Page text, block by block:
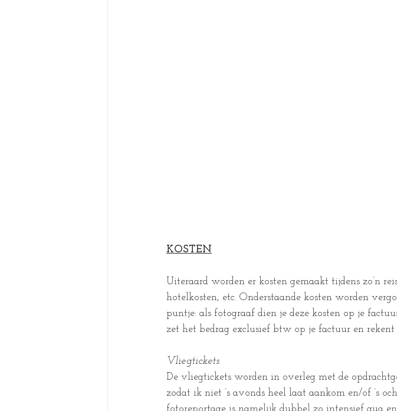
KOSTEN
Uiteraard worden er kosten gemaakt tijdens zo’n
hotelkosten, etc. Onderstaande kosten worden
puntje: als fotograaf dien je deze kosten op je
zet het bedrag exclusief btw op je factuur en
Vliegtickets
De vliegtickets worden in overleg met de
zodat ik niet ’s avonds heel laat aankom en/of ’s